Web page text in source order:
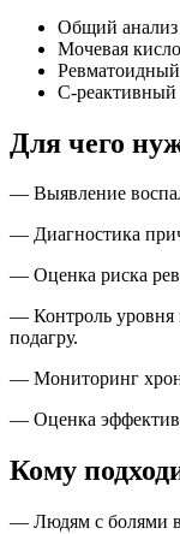
Общий анализ
Мочевая
С-реактивный
Для чего
— Выявление
— Диагностика
— Оценка риска
— Контроль уровня
подагру.
— Мониторинг
— Оценка
Кому
— Людям с болями